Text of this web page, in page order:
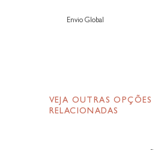
Envio Global
VEJA OUTRAS OPÇÕES
RELACIONADAS